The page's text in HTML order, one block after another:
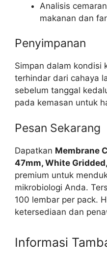
Analisis
makanan dan
Penyimpanan
Simpan dalam kondisi
terhindar dari cahaya
sebelum tanggal
pada kemasan untuk
Pesan Sekarang
Dapatkan Membrane
47mm, White
premium untuk
mikrobiologi Anda.
100 lembar per pack.
ketersediaan dan
Informasi